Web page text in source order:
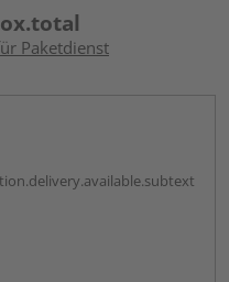
Paketdienst